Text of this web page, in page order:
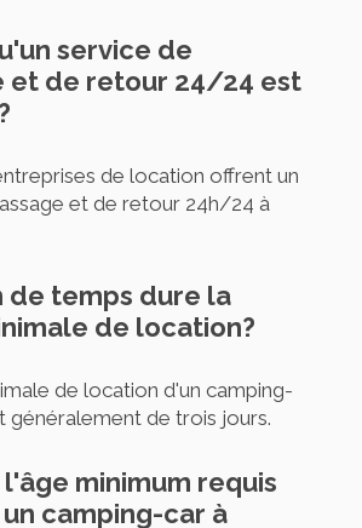
service de
et de retour 24/24 est
de location offrent un
et de retour 24h/24 à
de temps dure la
de location?
de location d'un camping-
généralement de trois jours.
minimum requis
camping-car à